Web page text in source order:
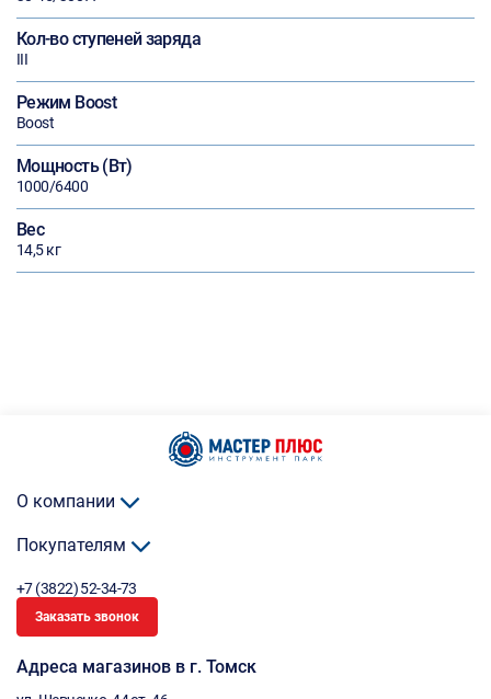
Кол-во ступеней заряда
III
Режим Boost
Boost
Мощность (Вт)
1000/6400
Вес
14,5 кг
О компании
Покупателям
+7 (3822) 52-34-73
Заказать звонок
Адреса магазинов в г. Томск